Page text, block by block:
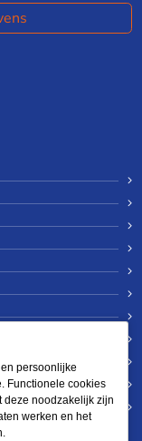
persoonlijke
Functionele cookies
deze noodzakelijk zijn
werken en het